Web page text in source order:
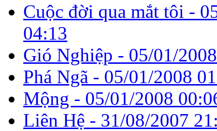
Cuộc đời qua mắt tôi -
04:13
Gió Nghiệp - 05/01/
Phá Ngã - 05/01/2008
Mộng - 05/01/2008
Liên Hệ - 31/08/2007